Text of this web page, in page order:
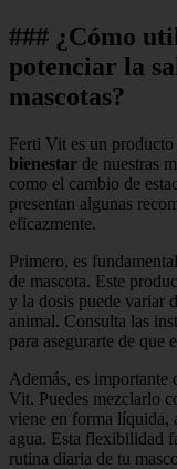
### ¿Cómo
potenciar la
mascotas?
Ferti Vit es un
bienestar de nuestras
como el cambio de
presentan algunas
eficazmente.
Primero, es
de mascota. Este
y la dosis puede variar
animal. Consulta las
para asegurarte de que
Además, es importante
Vit. Puedes mezclarlo
viene en forma líquida,
agua. Esta flexibilidad
rutina diaria de tu